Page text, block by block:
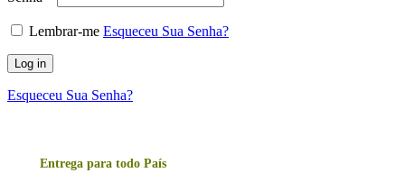
Lembrar-me Esqueceu Sua Senha?
Log in
Esqueceu Sua Senha?
Entrega para todo País